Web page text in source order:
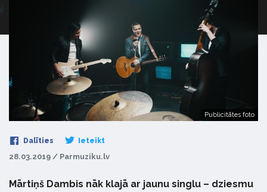
Publicitātes foto
Dalīties Ieteikt
28.03.2019 / Parmuziku.lv
Mārtiņš Dambis nāk klajā ar jaunu singlu – dziesmu